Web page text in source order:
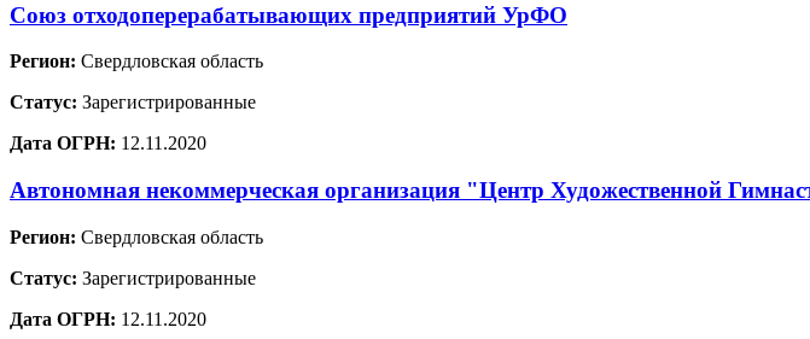
Союз отходоперерабатывающих предприятий УрФО
Регион: Свердловская область
Статус: Зарегистрированные
Дата ОГРН: 12.11.2020
Автономная некоммерческая организация "Центр Художественной
Регион: Свердловская область
Статус: Зарегистрированные
Дата ОГРН: 12.11.2020